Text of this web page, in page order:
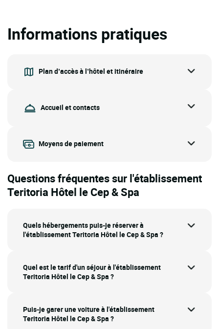
Informations pratiques
Plan d’accès à l’hôtel et itinéraire
Accueil et contacts
Moyens de paiement
Questions fréquentes sur l'établissement
Teritoria Hôtel le Cep & Spa
Quels hébergements puis-je réserver à
l'établissement Teritoria Hôtel le Cep & Spa ?
Quel est le tarif d'un séjour à l'établissement
Teritoria Hôtel le Cep & Spa ?
Puis-je garer une voiture à l'établissement
Teritoria Hôtel le Cep & Spa ?